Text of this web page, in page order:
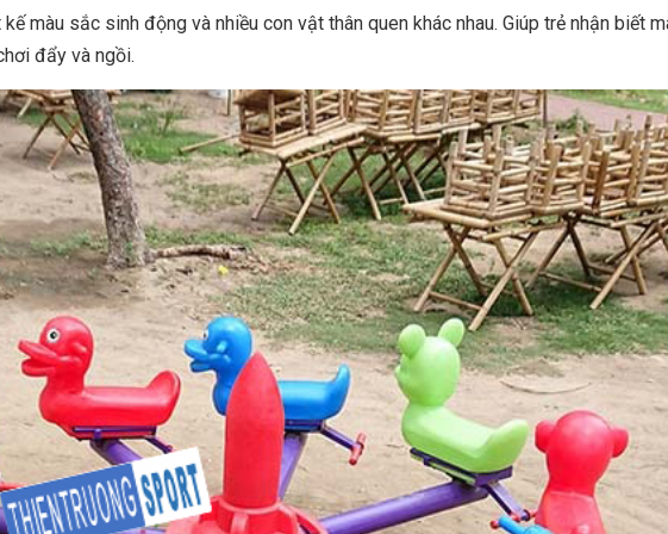
màu sắc sinh động và nhiều con vật thân quen khác nhau. Giúp trẻ nhận biết
đẩy và ngồi.